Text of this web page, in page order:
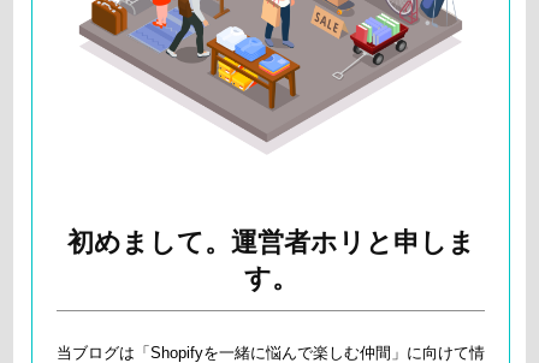
初めまして。運営者ホリと申しま
す。
当ブログは「Shopifyを一緒に悩んで楽しむ仲間」に向けて情